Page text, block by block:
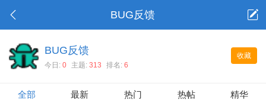
BUG反馈
收藏
BUG反馈
今日: 0 主题: 313 排名: 6
全部 最新 热门 热帖 精华